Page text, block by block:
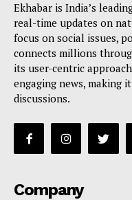
Ekhabar is India’s
real-time updates on
focus on social issues,
connects millions
its user-centric
engaging news, making
discussions.
Company